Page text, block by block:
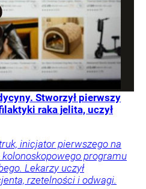
Stworzył pierwszy
raka jelita, uczył
inicjator pierwszego na
programu
Lekarzy uczył
rzetelności i odwagi.